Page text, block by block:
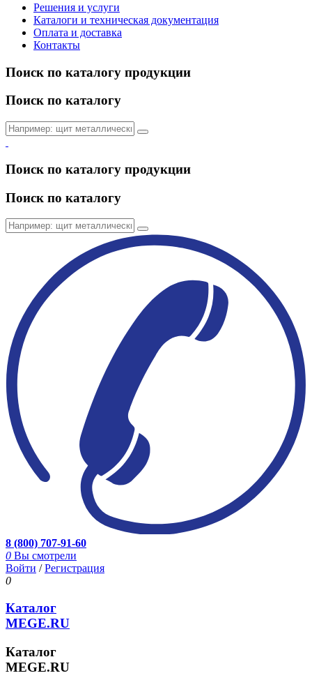
Решения и услуги
Каталоги и техническая документация
Оплата и доставка
Контакты
Поиск по каталогу продукции
Поиск по каталогу
Поиск по каталогу продукции
Поиск по каталогу
8 (800) 707-91-60
0 Вы смотрели
Войти /Регистрация
0
Каталог
MEGE.RU
Каталог
MEGE.RU